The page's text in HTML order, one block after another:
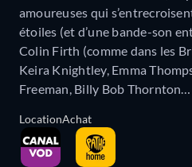
amoureuses qui
étoiles (et d’une bande-son
Colin Firth (comme dans les
Keira Knightley, Emma
Freeman, Billy Bob Thornton…
LocationAchat